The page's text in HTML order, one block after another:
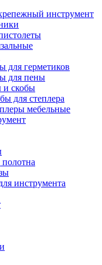
инструмент
для герметиков
для пены
и скобы
для степлера
мебельные
инструмента